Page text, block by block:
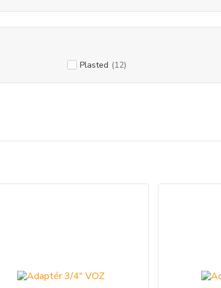
Plasted (12)